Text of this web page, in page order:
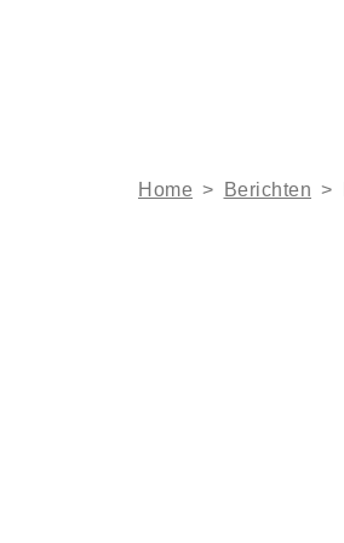
Home > Berichten >